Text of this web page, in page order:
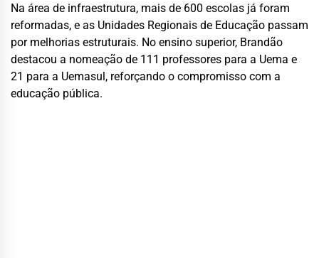
Na área de infraestrutura, mais de 600 escolas já foram
reformadas, e as Unidades Regionais de Educação passam
por melhorias estruturais. No ensino superior, Brandão
destacou a nomeação de 111 professores para a Uema e
21 para a Uemasul, reforçando o compromisso com a
educação pública.